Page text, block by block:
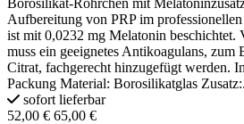
Borosilikat-Röhrchen mit
Aufbereitung von PRP im
ist mit 0,0232 mg Melatonin beschichtet.
muss ein geeignetes Antikoagulans, zum
Citrat, fachgerecht hinzugefügt werden.
Packung Material: Borosilikatglas
sofort lieferbar
52,00 € 65,00 €